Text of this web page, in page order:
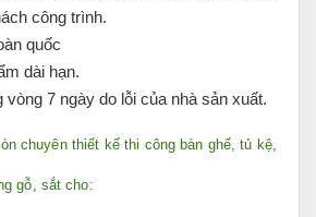
công trình.
quốc
dài hạn.
vòng 7 ngày do lỗi của nhà sản xuất.
chuyên thiết kế thi công bàn ghế, tủ kệ,
gỗ, sắt cho: